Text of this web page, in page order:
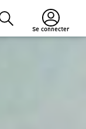
Se connecter